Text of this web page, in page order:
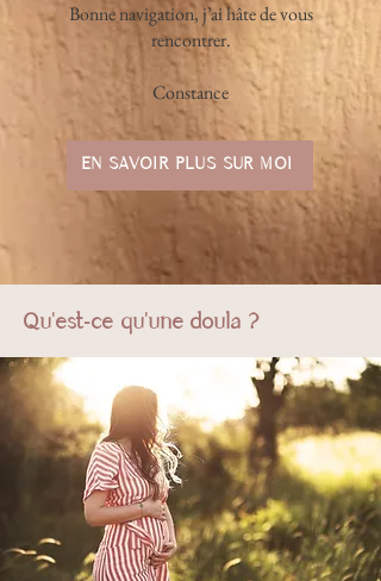
Bonne navigation, j’ai hâte de vous
rencontrer.
Constance
EN SAVOIR PLUS SUR MOI
Qu'est-ce qu'une doula ?